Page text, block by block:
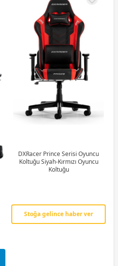
DXRacer Prince Serisi Oyuncu
Koltuğu Siyah-Kırmızı Oyuncu
Koltuğu
Stoğa gelince haber ver